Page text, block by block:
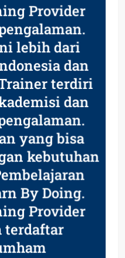
Provider
lebih dari
dan
terdiri
dan
yang bisa
kebutuhan
By Doing.
Provider
terdaftar